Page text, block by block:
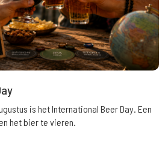
is het International Beer Day. Een
het bier te vieren.